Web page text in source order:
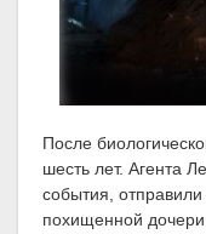
После
шесть лет. Агента
события,
похищенной дочери